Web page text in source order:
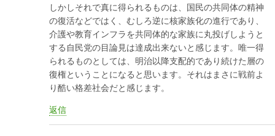
しかしそれで真に得られるものは、国民の共同体の精神
の復活などではく、むしろ逆に核家族化の進行であり、
介護や教育インフラを共同体的な家族に丸投げしようと
する自民党の目論見は達成出来ないと感じます。唯一得
られるものとしては、明治以降支配的であり続けた層の
復権ということになると思います。それはまさに戦前よ
り酷い格差社会だと感じます。
返信